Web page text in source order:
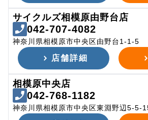
サイクルズ相模原由野台店
042-707-4082
神奈川県相模原市中央区由野台1-1-5
店舗詳細
相模原中央店
042-768-1182
神奈川県相模原市中央区東淵野辺5-5-